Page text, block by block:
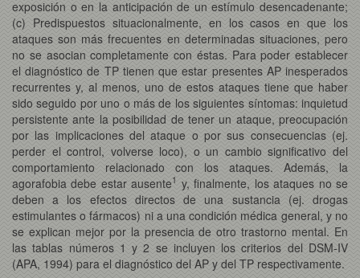
exposición o en la anticipación de un estímulo desencadenante;
(c) Predispuestos situacionalmente, en los casos en que los
ataques son más frecuentes en determinadas situaciones, pero
no se asocian completamente con éstas. Para poder establecer
el diagnóstico de TP tienen que estar presentes AP inesperados
recurrentes y, al menos, uno de estos ataques tiene que haber
sido seguido por uno o más de los siguientes síntomas: inquietud
persistente ante la posibilidad de tener un ataque, preocupación
por las implicaciones del ataque o por sus consecuencias (ej.
perder el control, volverse loco), o un cambio significativo del
comportamiento relacionado con los ataques. Además, la
agorafobia debe estar ausente1 y, finalmente, los ataques no se
deben a los efectos directos de una sustancia (ej. drogas
estimulantes o fármacos) ni a una condición médica general, y no
se explican mejor por la presencia de otro trastorno mental. En
las tablas números 1 y 2 se incluyen los criterios del DSM-IV
(APA, 1994) para el diagnóstico del AP y del TP respectivamente.